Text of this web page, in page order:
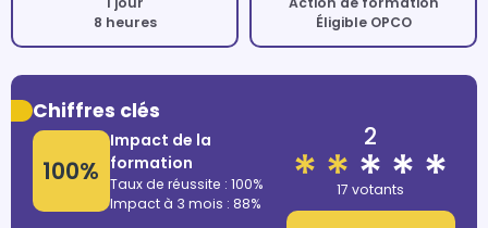
8 heures
Éligible OPCO
Chiffres clés
100%
Impact de la
formation
Taux de réussite : 100%
Impact à 3 mois : 88%
2
17 votants